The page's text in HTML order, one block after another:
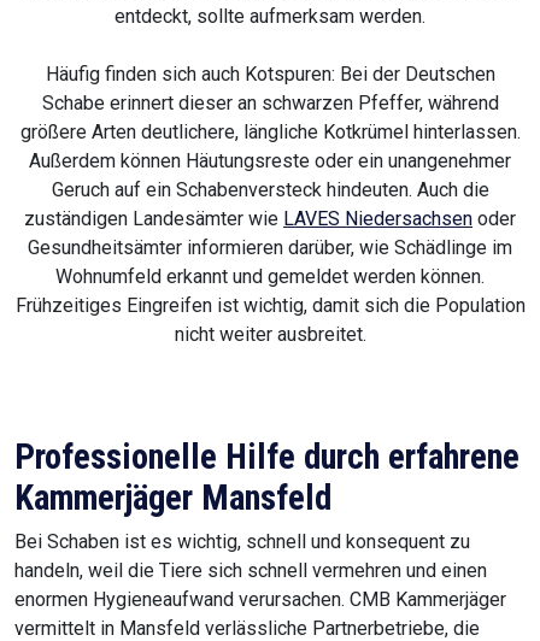
entdeckt, sollte aufmerksam werden.
Häufig finden sich auch Kotspuren: Bei der Deutschen
Schabe erinnert dieser an schwarzen Pfeffer, während
größere Arten deutlichere, längliche Kotkrümel hinterlassen.
Außerdem können Häutungsreste oder ein unangenehmer
Geruch auf ein Schabenversteck hindeuten. Auch die
zuständigen Landesämter wie LAVES Niedersachsen oder
Gesundheitsämter informieren darüber, wie Schädlinge im
Wohnumfeld erkannt und gemeldet werden können.
Frühzeitiges Eingreifen ist wichtig, damit sich die Population
nicht weiter ausbreitet.
Professionelle Hilfe durch erfahrene
Kammerjäger Mansfeld
Bei Schaben ist es wichtig, schnell und konsequent zu
handeln, weil die Tiere sich schnell vermehren und einen
enormen Hygieneaufwand verursachen. CMB Kammerjäger
vermittelt in Mansfeld verlässliche Partnerbetriebe, die